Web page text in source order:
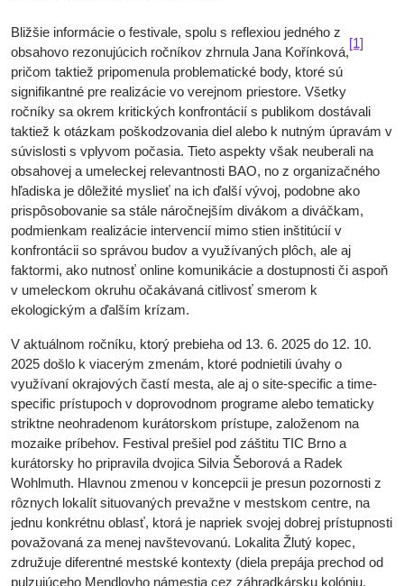
Bližšie informácie o festivale, spolu s reflexiou jedného z
obsahovo rezonujúcich ročníkov zhrnula Jana Kořínková,
[1]
pričom taktiež pripomenula problematické body, ktoré sú
signifikantné pre realizácie vo verejnom priestore. Všetky
ročníky sa okrem kritických konfrontácií s publikom dostávali
taktiež k otázkam poškodzovania diel alebo k nutným úpravám v
súvislosti s vplyvom počasia. Tieto aspekty však neuberali na
obsahovej a umeleckej relevantnosti BAO, no z organizačného
hľadiska je dôležité myslieť na ich ďalší vývoj, podobne ako
prispôsobovanie sa stále náročnejším divákom a diváčkam,
podmienkam realizácie intervencií mimo stien inštitúcií v
konfrontácii so správou budov a využívaných plôch, ale aj
faktormi, ako nutnosť online komunikácie a dostupnosti či aspoň
v umeleckom okruhu očakávaná citlivosť smerom k
ekologickým a ďalším krízam.
V aktuálnom ročníku, ktorý prebieha od 13. 6. 2025 do 12. 10.
2025 došlo k viacerým zmenám, ktoré podnietili úvahy o
využívaní okrajových častí mesta, ale aj o site-specific a time-
specific prístupoch v doprovodnom programe alebo tematicky
striktne neohradenom kurátorskom prístupe, založenom na
mozaike príbehov. Festival prešiel pod záštitu TIC Brno a
kurátorsky ho pripravila dvojica Silvia Šeborová a Radek
Wohlmuth. Hlavnou zmenou v koncepcii je presun pozornosti z
rôznych lokalít situovaných prevažne v mestskom centre, na
jednu konkrétnu oblasť, ktorá je napriek svojej dobrej prístupnosti
považovaná za menej navštevovanú. Lokalita Žlutý kopec,
združuje diferentné mestské kontexty (diela prepája prechod od
pulzujúceho Mendlovho námestia cez záhradkársku kolóniu,